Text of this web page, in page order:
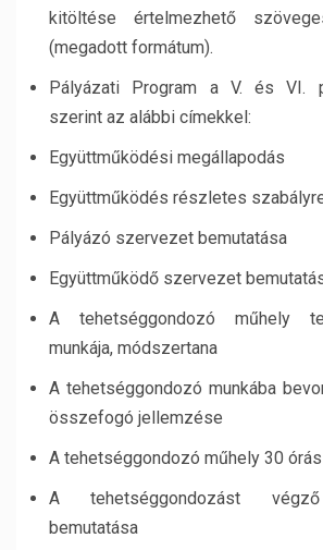
kitöltése értelmezhető
(megadott formátum).
Pályázati Program a V. és VI.
szerint az alábbi címekkel:
Együttműködési megállapodás
Együttműködés részletes
Pályázó szervezet bemutatása
Együttműködő szervezet
A tehetséggondozó műhely
munkája, módszertana
A tehetséggondozó munkába
összefogó jellemzése
A tehetséggondozó műhely 30
A tehetséggondozást
bemutatása